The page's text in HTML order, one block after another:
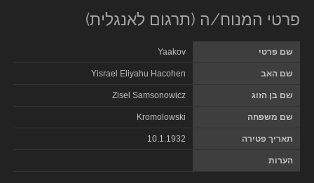
פרטי המנוח/ה (תרגום לאנגלית)
שם פרטי Yaakov
שם האב Yisrael Eliyahu Hacohen
שם בן הזוג Zisel Samsonowicz
שם משפחה Kromolowski
תאריך פטירה 10.1.1932
הערות